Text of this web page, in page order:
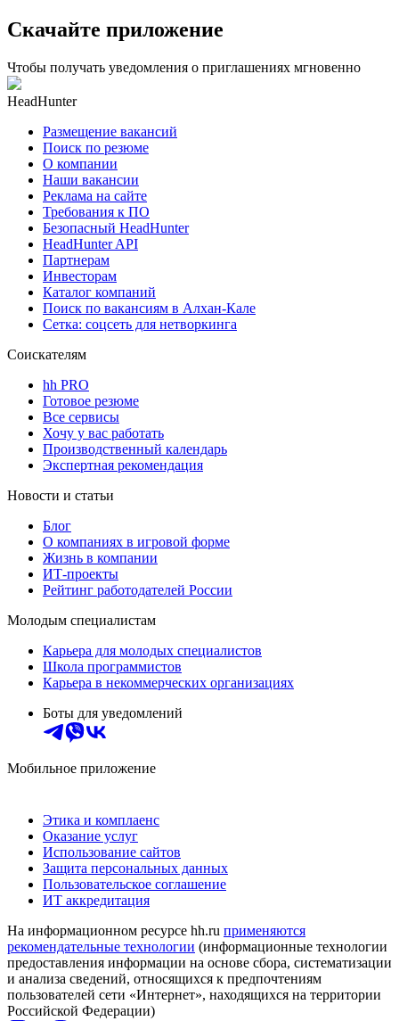
Скачайте приложение
Чтобы получать уведомления о приглашениях мгновенно
HeadHunter
Размещение вакансий
Поиск по резюме
О компании
Наши вакансии
Реклама на сайте
Требования к ПО
Безопасный HeadHunter
HeadHunter API
Партнерам
Инвесторам
Каталог компаний
Поиск по вакансиям в Алхан-Кале
Сетка: соцсеть для нетворкинга
Соискателям
hh PRO
Готовое резюме
Все сервисы
Хочу у вас работать
Производственный календарь
Экспертная рекомендация
Новости и статьи
Блог
О компаниях в игровой форме
Жизнь в компании
ИТ-проекты
Рейтинг работодателей России
Молодым специалистам
Карьера для молодых специалистов
Школа программистов
Карьера в некоммерческих организациях
Боты для уведомлений
Мобильное приложение
Этика и комплаенс
Оказание услуг
Использование сайтов
Защита персональных данных
Пользовательское соглашение
ИТ аккредитация
На информационном ресурсе hh.ru применяются
рекомендательные технологии (информационные технологии
предоставления информации на основе сбора, систематизации
и анализа сведений, относящихся к предпочтениям
пользователей сети «Интернет», находящихся на территории
Российской Федерации)